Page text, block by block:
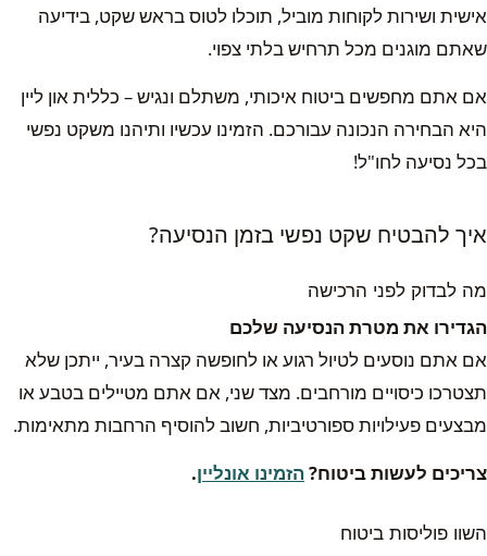
אישית ושירות לקוחות מוביל, תוכלו לטוס בראש שקט, בידיעה
שאתם מוגנים מכל תרחיש בלתי צפוי.
אם אתם מחפשים ביטוח איכותי, משתלם ונגיש – כללית און ליין
היא הבחירה הנכונה עבורכם. הזמינו עכשיו ותיהנו משקט נפשי
בכל נסיעה לחו"ל!
איך להבטיח שקט נפשי בזמן הנסיעה?
מה לבדוק לפני הרכישה
הגדירו את מטרת הנסיעה שלכם
אם אתם נוסעים לטיול רגוע או לחופשה קצרה בעיר, ייתכן שלא
תצטרכו כיסויים מורחבים. מצד שני, אם אתם מטיילים בטבע או
מבצעים פעילויות ספורטיביות, חשוב להוסיף הרחבות מתאימות.
צריכים לעשות ביטוח?הזמינו אונליין.
השוו פוליסות ביטוח